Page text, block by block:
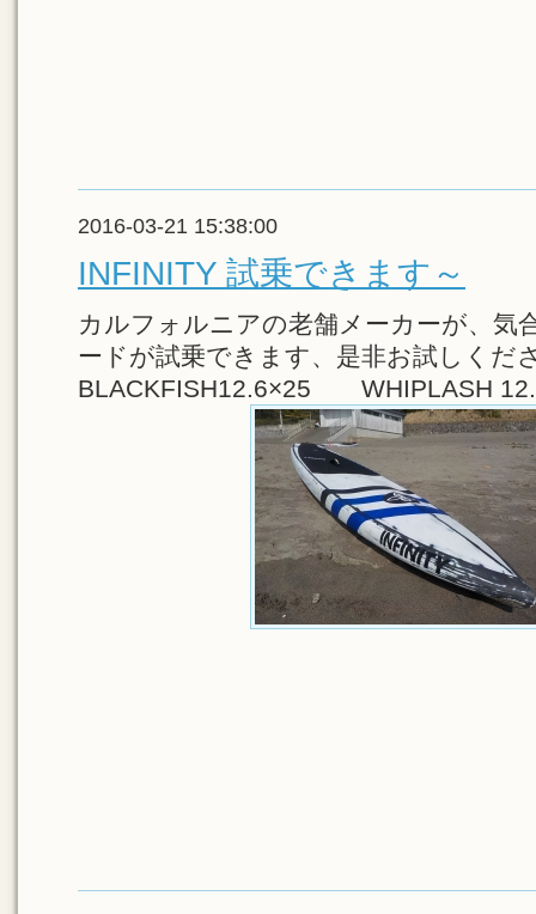
2016-03-21 15:38:00
INFINITY 試乗できます～
カルフォルニアの老舗メーカーが、気
ードが試乗できます、是非お試しくだ
BLACKFISH12.6×25 WHIPLASH